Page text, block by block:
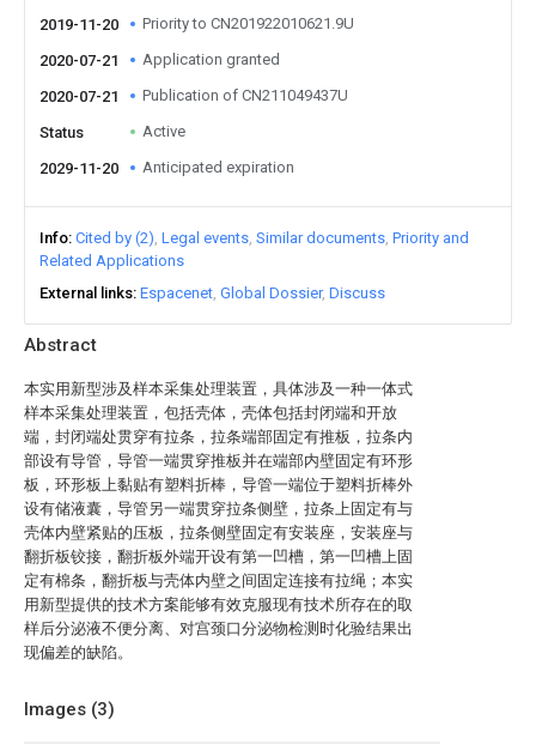
Abstract
本实用新型涉及样本采集处理装置，具体涉及一种一体式
样本采集处理装置，包括壳体，壳体包括封闭端和开放
端，封闭端处贯穿有拉条，拉条端部固定有推板，拉条内
部设有导管，导管一端贯穿推板并在端部内壁固定有环形
板，环形板上黏贴有塑料折棒，导管一端位于塑料折棒外
设有储液囊，导管另一端贯穿拉条侧壁，拉条上固定有与
壳体内壁紧贴的压板，拉条侧壁固定有安装座，安装座与
翻折板铰接，翻折板外端开设有第一凹槽，第一凹槽上固
定有棉条，翻折板与壳体内壁之间固定连接有拉绳；本实
用新型提供的技术方案能够有效克服现有技术所存在的取
样后分泌液不便分离、对宫颈口分泌物检测时化验结果出
现偏差的缺陷。
Images (3)
2019-11-20
Priority to CN201922010621.9U
2020-07-21 Application granted
2020-07-21 Publication of CN211049437U
Status Active
2029-11-20 Anticipated expiration
Info Cited by (2) Legal events Similar documents Priority and
Related Applications
External links Espacenet Global Dossier Discuss